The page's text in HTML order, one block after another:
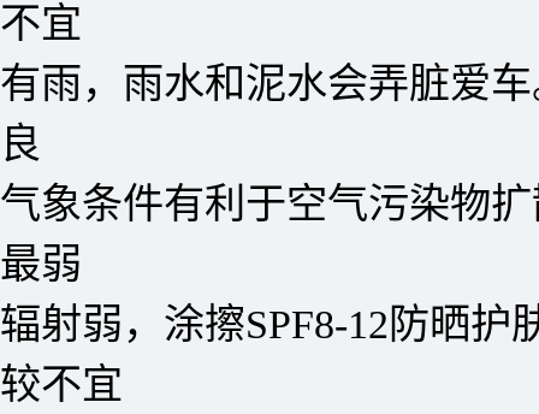
不宜
有雨，雨水和泥水会弄脏爱
良
气象条件有利于空气污染物
最弱
辐射弱，涂擦SPF8-12防晒护
较不宜